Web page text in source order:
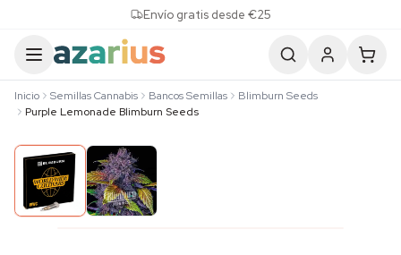
Envío gratis desde €25
Inicio Semillas Cannabis Bancos Semillas
Blimburn Seeds
Purple Lemonade Blimburn Seeds